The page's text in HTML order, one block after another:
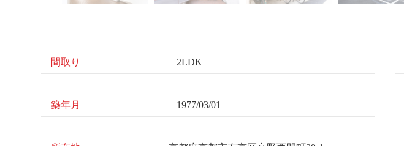
間取り 2LDK
築年月 1977/03/01